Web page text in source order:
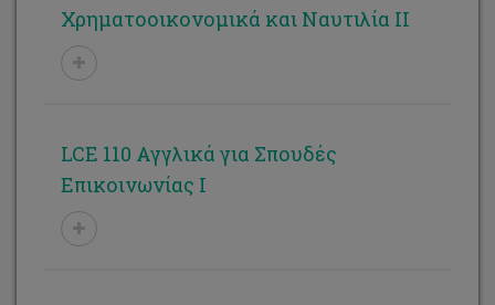
Χριστίνα Νικόλ Γιαννίκα
Χριστίνα Στυλιανίδου
Σεμέλη Τηλεμάχου
Μαρία Κορομοία
Χρηματοοικονομικά και Ναυτιλία ΙΙ
LCE 110 Αγγλικά για Σπουδές
Επικοινωνίας I